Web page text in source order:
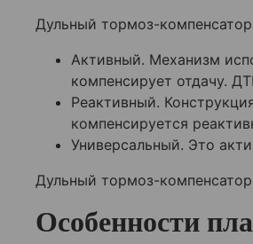
Дульный тормоз-
Активный. Механизм
компенсирует отдачу.
Реактивный.
компенсируется
Универсальный. Это
Дульный тормоз-
Особенности